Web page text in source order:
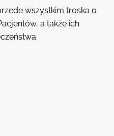
wszystkim troska o
a także ich